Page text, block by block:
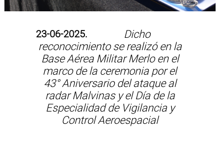
23-06-2025.
Dicho
reconocimiento se realizó en la
Base Aérea Militar Merlo en el
marco de la ceremonia por el
43° Aniversario del ataque al
radar Malvinas y el Día de la
Especialidad de Vigilancia y
Control Aeroespacial